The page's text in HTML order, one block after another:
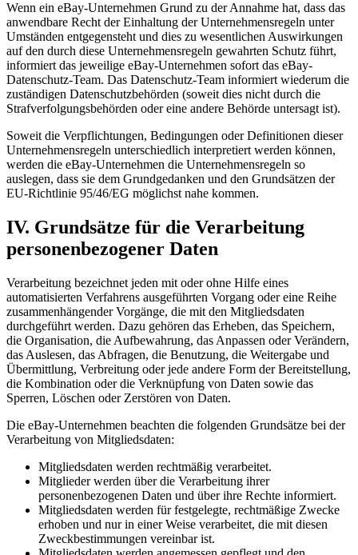
Wenn ein eBay-Unternehmen Grund zu der Annahme hat, dass das
anwendbare Recht der Einhaltung der Unternehmensregeln unter
Umständen entgegensteht und dies zu wesentlichen Auswirkungen
auf den durch diese Unternehmensregeln gewahrten Schutz führt,
informiert das jeweilige eBay-Unternehmen sofort das eBay-
Datenschutz-Team. Das Datenschutz-Team informiert wiederum die
zuständigen Datenschutzbehörden (soweit dies nicht durch die
Strafverfolgungsbehörden oder eine andere Behörde untersagt ist).
Soweit die Verpflichtungen, Bedingungen oder Definitionen dieser
Unternehmensregeln unterschiedlich interpretiert werden können,
werden die eBay-Unternehmen die Unternehmensregeln so
auslegen, dass sie dem Grundgedanken und den Grundsätzen der
EU-Richtlinie 95/46/EG möglichst nahe kommen.
IV. Grundsätze für die Verarbeitung
personenbezogener Daten
Verarbeitung bezeichnet jeden mit oder ohne Hilfe eines
automatisierten Verfahrens ausgeführten Vorgang oder eine Reihe
zusammenhängender Vorgänge, die mit den Mitgliedsdaten
durchgeführt werden. Dazu gehören das Erheben, das Speichern,
die Organisation, die Aufbewahrung, das Anpassen oder Verändern,
das Auslesen, das Abfragen, die Benutzung, die Weitergabe und
Übermittlung, Verbreitung oder jede andere Form der Bereitstellung,
die Kombination oder die Verknüpfung von Daten sowie das
Sperren, Löschen oder Zerstören von Daten.
Die eBay-Unternehmen beachten die folgenden Grundsätze bei der
Verarbeitung von Mitgliedsdaten:
Mitgliedsdaten werden rechtmäßig verarbeitet.
Mitglieder werden über die Verarbeitung ihrer
personenbezogenen Daten und über ihre Rechte informiert.
Mitgliedsdaten werden für festgelegte, rechtmäßige Zwecke
erhoben und nur in einer Weise verarbeitet, die mit diesen
Zweckbestimmungen vereinbar ist.